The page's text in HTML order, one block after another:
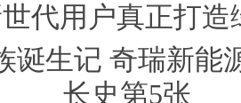
代用户真正打